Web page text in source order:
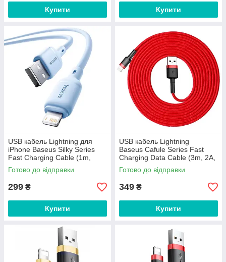
Купити Купити
USB кабель Lightning для
iPhone Baseus Silky Series
Fast Charging Cable (1m,
2.4A, 480 Mbps). Blue
Готово до відправки
299 ₴
Купити
USB кабель Lightning
Baseus Сafule Series Fast
Charging Data Cable (3m, 2A,
480 Mbps). Red
Готово до відправки
349 ₴
Купити